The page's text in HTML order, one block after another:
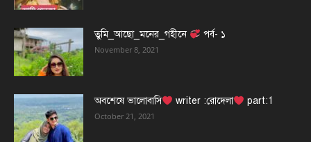
তুমি_আছো_মনের_গহীনে পর্ব- ১
November 8, 2021
অবশেষে ভালোবাসি writer :রোদেলা part:1
October 21, 2021